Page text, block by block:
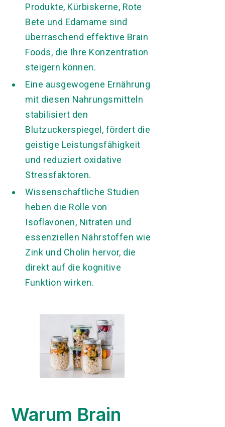
Produkte, Kürbiskerne, Rote
Bete und Edamame sind
überraschend effektive Brain
Foods, die Ihre Konzentration
steigern können.
Eine ausgewogene Ernährung
mit diesen Nahrungsmitteln
stabilisiert den
Blutzuckerspiegel, fördert die
geistige Leistungsfähigkeit
und reduziert oxidative
Stressfaktoren.
Wissenschaftliche Studien
heben die Rolle von
Isoflavonen, Nitraten und
essenziellen Nährstoffen wie
Zink und Cholin hervor, die
direkt auf die kognitive
Funktion wirken.
Warum Brain